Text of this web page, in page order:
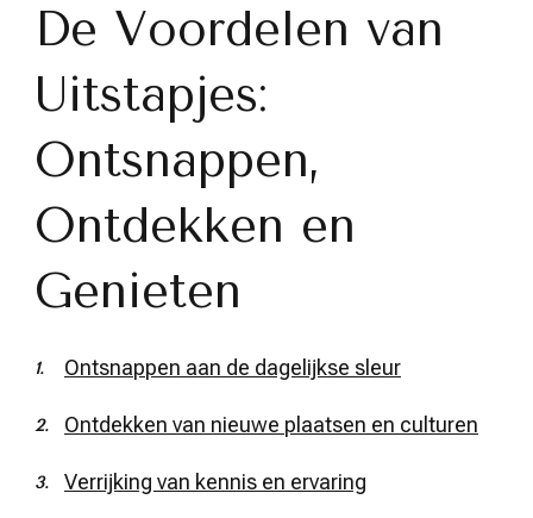
De Voordelen van
Uitstapjes:
Ontsnappen,
Ontdekken en
Genieten
Ontsnappen aan de dagelijkse sleur
Ontdekken van nieuwe plaatsen en culturen
Verrijking van kennis en ervaring